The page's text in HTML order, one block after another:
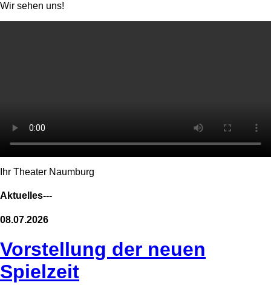
Wir sehen uns!
Ihr Theater Naumburg
Aktuelles---
08.07.2026
Vorstellung der neuen
Spielzeit